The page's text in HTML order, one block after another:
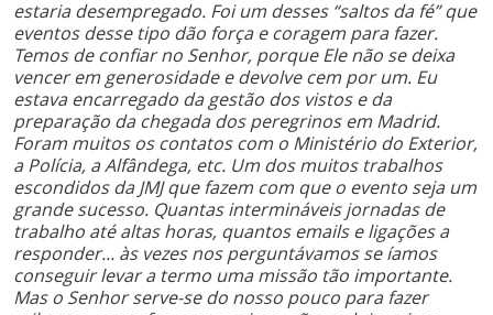
estaria desempregado. Foi um desses “saltos da fé” que
eventos desse tipo dão força e coragem para fazer.
Temos de confiar no Senhor, porque Ele não se deixa
vencer em generosidade e devolve cem por um. Eu
estava encarregado da gestão dos vistos e da
preparação da chegada dos peregrinos em Madrid.
Foram muitos os contatos com o Ministério do Exterior,
a Polícia, a Alfândega, etc. Um dos muitos trabalhos
escondidos da JMJ que fazem com que o evento seja um
grande sucesso. Quantas intermináveis jornadas de
trabalho até altas horas, quantos emails e ligações a
responder... às vezes nos perguntávamos se íamos
conseguir levar a termo uma missão tão importante.
Mas o Senhor serve-se do nosso pouco para fazer